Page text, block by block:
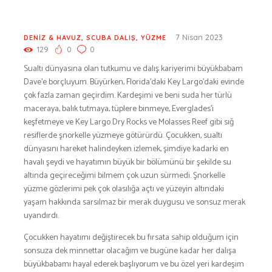
BİSİKLET
DAĞCILIK
DENİZ & HAVUZ
GİYİM
KAMPÇILIK
KARA AVI
KARAVAN
OTO | MOTO
KAYAK
KOŞU
PET SHOP
SCUBA DALIŞ
SEYAHAT
DENİZ & HAVUZ, SCUBA DALIŞ, YÜZME
7 Nisan 2023
129
0 0
Sualtı dünyasına olan tutkumu ve dalış kariyerimi büyükbabam
Dave’e borçluyum. Büyürken, Florida’daki Key Largo’daki evinde
çok fazla zaman geçirdim. Kardeşimi ve beni suda her türlü
maceraya, balık tutmaya, tüplere binmeye, Everglades’i
keşfetmeye ve Key Largo Dry Rocks ve Molasses Reef gibi sığ
resiflerde şnorkelle yüzmeye götürürdü. Çocukken, sualtı
dünyasını hareket halindeyken izlemek, şimdiye kadarki en
havalı şeydi ve hayatımın büyük bir bölümünü bir şekilde su
altında geçireceğimi bilmem çok uzun sürmedi. Şnorkelle
yüzme gözlerimi pek çok olasılığa açtı ve yüzeyin altındaki
yaşam hakkında sarsılmaz bir merak duygusu ve sonsuz merak
uyandırdı.
Çocukken hayatımı değiştirecek bu fırsata sahip olduğum için
sonsuza dek minnettar olacağım ve bugüne kadar her dalışa
büyükbabamı hayal ederek başlıyorum ve bu özel yeri kardeşim